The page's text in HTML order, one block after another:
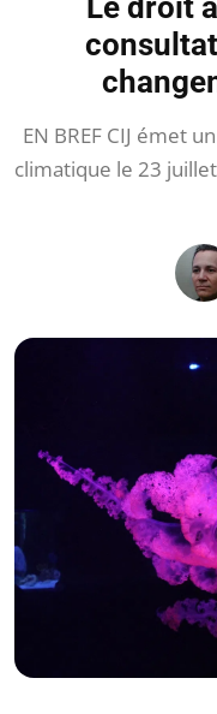
Le droit
EN BREF CIJ émet
climatique le 23